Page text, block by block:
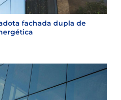
fachada dupla de